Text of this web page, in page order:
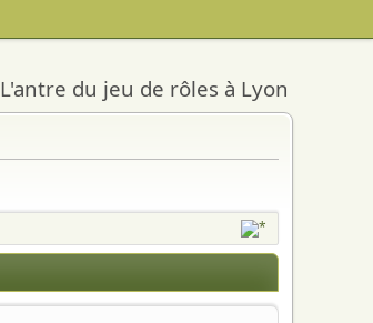
L'antre du jeu de rôles à Lyon